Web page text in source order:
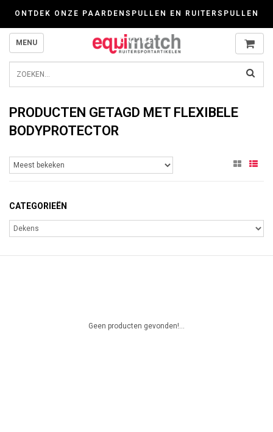
ONTDEK ONZE PAARDENSPULLEN EN RUITERSPULLEN
ONLINE
MENU
PRODUCTEN GETAGD MET FLEXIBELE
BODYPROTECTOR
CATEGORIEËN
Geen producten gevonden!...
Wij werken zorgvuldig met cookies. Kijk gerust voor meer informatie op onze